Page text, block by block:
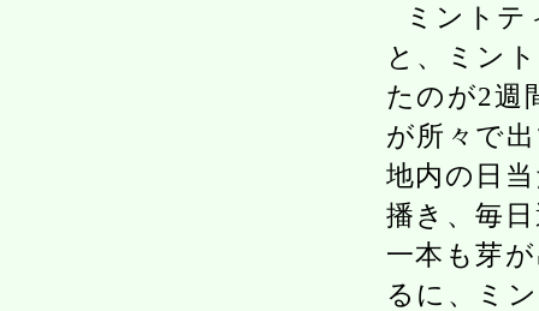
ミント
と、ミン
たのが2週
が所々で
地内の日
播き、毎
一本も芽
るに、ミ